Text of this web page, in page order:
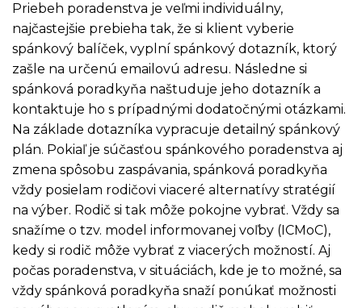
Priebeh poradenstva je veľmi individuálny,
najčastejšie prebieha tak, že si klient vyberie
spánkový balíček, vyplní spánkový dotazník, ktorý
zašle na určenú emailovú adresu. Následne si
spánková poradkyňa naštuduje jeho dotazník a
kontaktuje ho s prípadnými dodatočnými otázkami.
Na základe dotazníka vypracuje detailný spánkový
plán. Pokiaľ je súčasťou spánkového poradenstva aj
zmena spôsobu zaspávania, spánková poradkyňa
vždy posielam rodičovi viaceré alternatívy stratégií
na výber. Rodič si tak môže pokojne vybrať. Vždy sa
snažíme o tzv. model informovanej voľby (ICMoC),
kedy si rodič môže vybrať z viacerých možností. Aj
počas poradenstva, v situáciách, kde je to možné, sa
vždy spánková poradkyňa snaží ponúkať možnosti